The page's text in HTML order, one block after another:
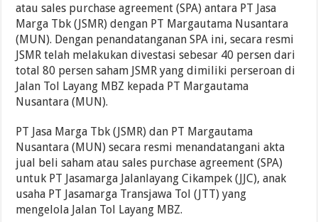
atau sales purchase agreement (SPA) antara PT Jasa
Marga Tbk (JSMR) dengan PT Margautama Nusantara
(MUN). Dengan penandatanganan SPA ini, secara resmi
JSMR telah melakukan divestasi sebesar 40 persen dari
total 80 persen saham JSMR yang dimiliki perseroan di
Jalan Tol Layang MBZ kepada PT Margautama
Nusantara (MUN).
PT Jasa Marga Tbk (JSMR) dan PT Margautama
Nusantara (MUN) secara resmi menandatangani akta
jual beli saham atau sales purchase agreement (SPA)
untuk PT Jasamarga Jalanlayang Cikampek (JJC), anak
usaha PT Jasamarga Transjawa Tol (JTT) yang
mengelola Jalan Tol Layang MBZ.